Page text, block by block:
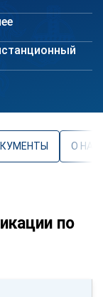
О
по